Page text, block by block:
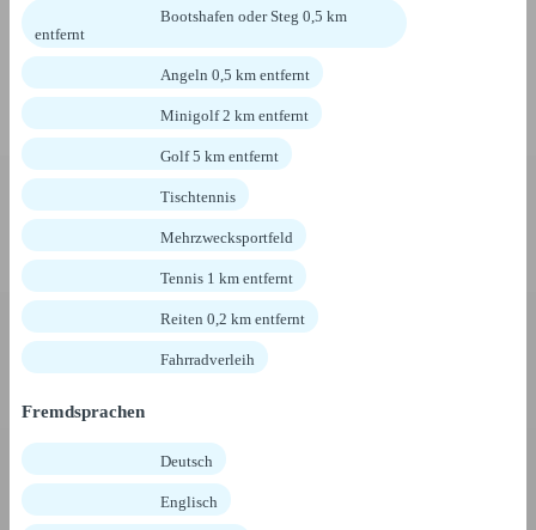
Bootshafen oder Steg 0,5 km
entfernt
Angeln 0,5 km entfernt
Minigolf 2 km entfernt
Golf 5 km entfernt
Tischtennis
Mehrzwecksportfeld
Tennis 1 km entfernt
Reiten 0,2 km entfernt
Fahrradverleih
Fremdsprachen
Deutsch
Englisch